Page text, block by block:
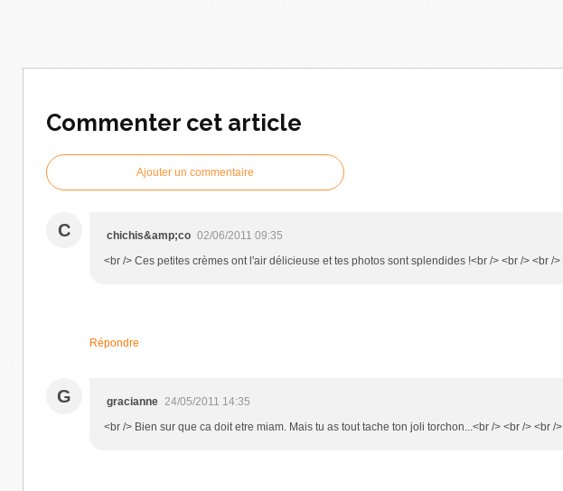
Commenter cet article
Ajouter un commentaire
C chichis&amp;co 02/06/2011 09:35
<br /> Ces petites crèmes ont l'air délicieuse et tes photos sont splendides !<br /> <br /> <br />
Répondre
G gracianne 24/05/2011 14:35
<br /> Bien sur que ca doit etre miam. Mais tu as tout tache ton joli torchon...<br /> <br /> <br />